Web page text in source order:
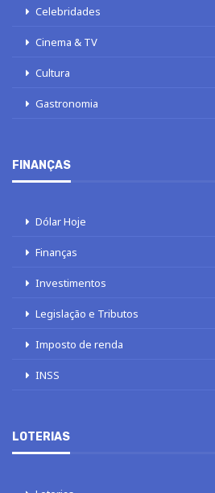
Celebridades
Cinema & TV
Cultura
Gastronomia
FINANÇAS
Dólar Hoje
Finanças
Investimentos
Legislação e Tributos
Imposto de renda
INSS
LOTERIAS